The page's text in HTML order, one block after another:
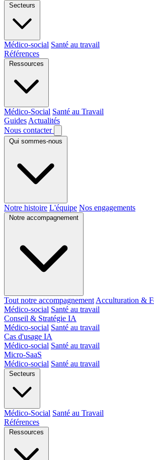
Secteurs
Médico-social Santé au travail
Références
Ressources
Médico-Social Santé au Travail
Guides Actualités
Nous contacter
Qui sommes-nous
Notre histoire L'équipe Nos engagements
Notre accompagnement
Tout notre accompagnement Acculturation &
Médico-social Santé au travail
Conseil & Stratégie IA
Médico-social Santé au travail
Cas d'usage IA
Médico-social Santé au travail
Micro-SaaS
Médico-social Santé au travail
Secteurs
Médico-Social Santé au Travail
Références
Ressources